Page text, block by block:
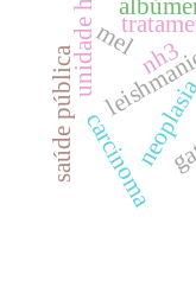
carcinoma
saúde pública nh3
mel